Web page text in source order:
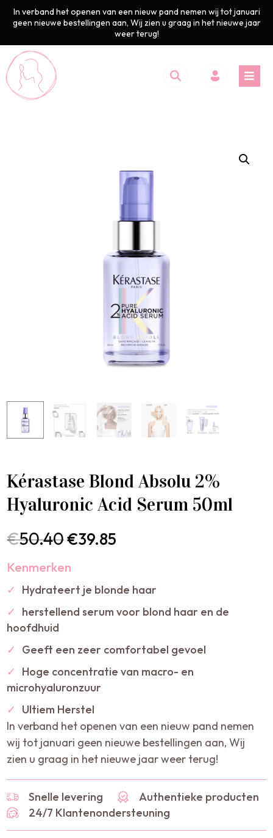
In verband het openen van een nieuw pand nemen wij tot januari
geen nieuwe bestellingen aan, Wij zien u graag in het nieuwe jaar
weer terug!
Kérastase Blond Absolu 2%
Hyaluronic Acid Serum 50ml
€50.40€39.85
Kenmerken
✓
Hydrateert je blonde haar
✓
herstellend serum voor blond haar en de
hoofdhuid
✓
Geeft een zeer comfortabel gevoel
✓
Hoge concentratie van macro- en
microhyaluronzuur
✓
Ultiem Herstel
In verband het openen van een nieuw pand nemen
wij tot januari geen nieuwe bestellingen aan, Wij
zien u graag in het nieuwe jaar weer terug!
Snelle levering
Authentieke producten
24/7 Klantenondersteuning